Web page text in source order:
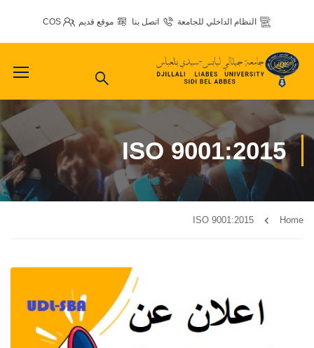
النظام الداخلي للجامعة اتصل بنا موقع قديم COS
ISO 9001:2015
Home
ISO 9001:2015